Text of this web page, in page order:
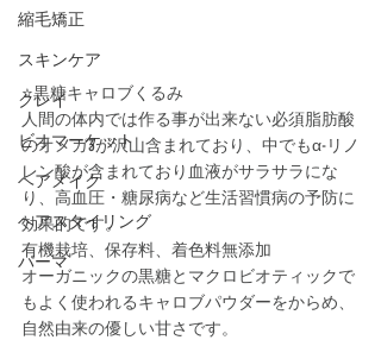
縮毛矯正
スキンケア
クレイ
ビオマーケット
ヘアメイク
ヘアスタイリング
パーマ
⭐️黒糖キャロブくるみ
人間の体内では作る事が出来ない必須脂肪酸
のオメガ3が沢山含まれており、中でもα-リノ
レン酸が含まれており血液がサラサラにな
り、高血圧・糖尿病など生活習慣病の予防に
効果的です。
有機栽培、保存料、着色料無添加
オーガニックの黒糖とマクロビオティックで
もよく使われるキャロブパウダーをからめ、
自然由来の優しい甘さです。